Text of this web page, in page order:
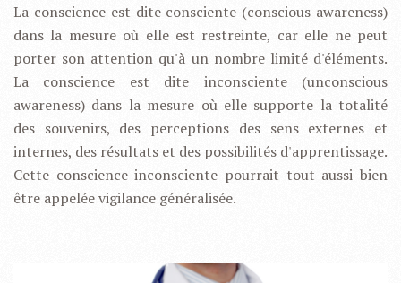
La conscience est dite consciente (conscious awareness)
dans la mesure où elle est restreinte, car elle ne peut
porter son attention qu'à un nombre limité d'éléments.
La conscience est dite inconsciente(unconscious
awareness) dans la mesure où elle supporte la totalité
des souvenirs, des perceptions des sens externes et
internes, des résultats et des possibilités d'apprentissage.
Cette conscience inconsciente pourrait tout aussi bien
être appeléevigilance généralisée.